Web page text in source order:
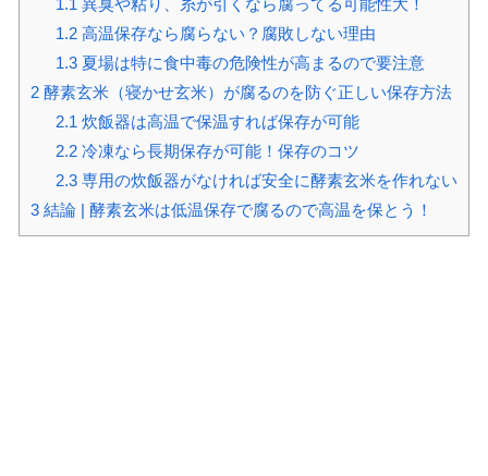
1.1 異臭や粘り、糸が引くなら腐ってる可能性大！
1.2高温保存なら腐らない？腐敗しない理由
1.3夏場は特に食中毒の危険性が高まるので要注意
2 酵素玄米（寝かせ玄米）が腐るのを防ぐ正しい保存方法
2.1 炊飯器は高温で保温すれば保存が可能
2.2冷凍なら長期保存が可能！保存のコツ
2.3専用の炊飯器がなければ安全に酵素玄米を作れない
3 結論 | 酵素玄米は低温保存で腐るので高温を保とう！